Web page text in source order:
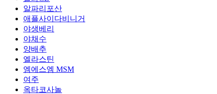
알파리포산
애플사이다비니거
야생베리
야채수
양배추
엘라스틴
엠에스엠 MSM
여주
옥타코사놀